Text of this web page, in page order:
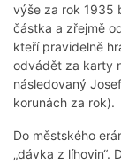
výše za rok 1935
částka a zřejmě
kteří pravidelně
odvádět za karty
následovaný
korunách za rok).
Do městského
„dávka z líhovin“.